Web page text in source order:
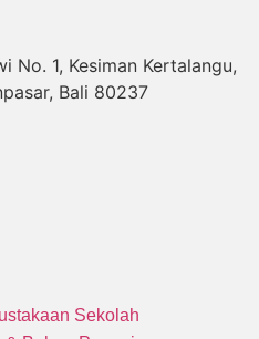
No. 1, Kesiman Kertalangu,
Bali 80237
Sekolah